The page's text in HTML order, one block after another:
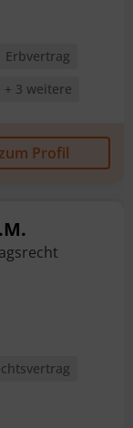
Erbvertrag
+ 3 weitere
Profil